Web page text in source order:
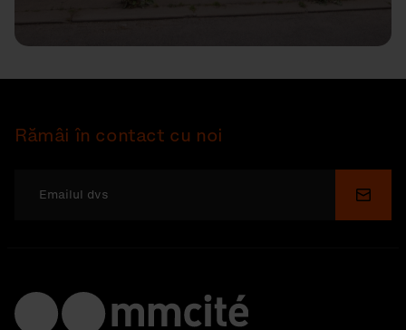
Rămâi în contact cu noi